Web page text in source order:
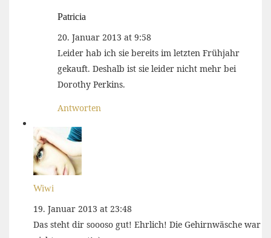
Patricia
20. Januar 2013 at 9:58
Leider hab ich sie bereits im letzten Frühjahr
gekauft. Deshalb ist sie leider nicht mehr bei
Dorothy Perkins.
Antworten
Wiwi
19. Januar 2013 at 23:48
Das steht dir soooso gut! Ehrlich! Die Gehirnwäsche war